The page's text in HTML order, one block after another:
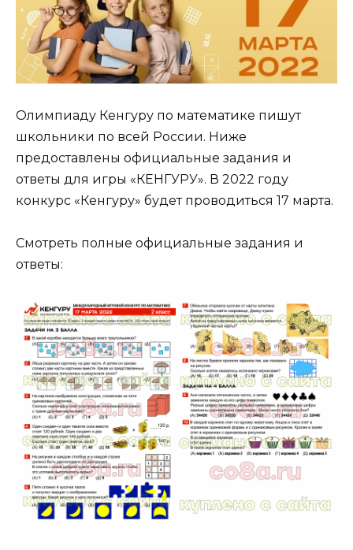
Олимпиаду Кенгуру по математике пишут
школьники по всей России. Ниже
предоставлены официальные задания и
ответы для игры «КЕНГУРУ». В 2022 году
конкурс «Кенгуру» будет проводиться 17 марта.
Смотреть полные официальные задания и
ответы: